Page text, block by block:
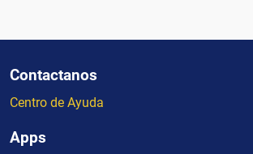
Contactanos
Centro de Ayuda
Apps